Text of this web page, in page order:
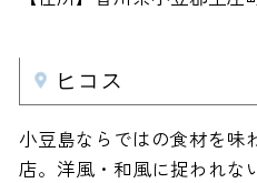
ヒコス
小豆島ならではの食材を味
店。洋風・和風に捉われな